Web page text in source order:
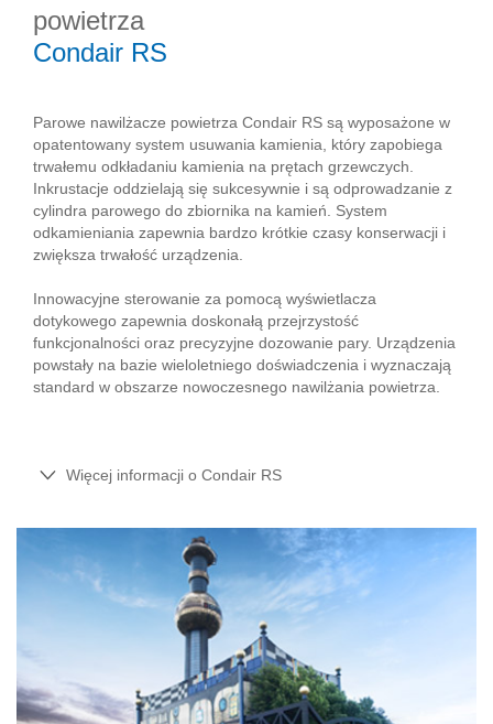
powietrza
Condair RS
Parowe nawilżacze powietrza Condair RS są wyposażone w
opatentowany system usuwania kamienia, który zapobiega
trwałemu odkładaniu kamienia na prętach grzewczych.
Inkrustacje oddzielają się sukcesywnie i są odprowadzanie z
cylindra parowego do zbiornika na kamień. System
odkamieniania zapewnia bardzo krótkie czasy konserwacji i
zwiększa trwałość urządzenia.
Innowacyjne sterowanie za pomocą wyświetlacza
dotykowego zapewnia doskonałą przejrzystość
funkcjonalności oraz precyzyjne dozowanie pary. Urządzenia
powstały na bazie wieloletniego doświadczenia i wyznaczają
standard w obszarze nowoczesnego nawilżania powietrza.
Więcej informacji o Condair RS